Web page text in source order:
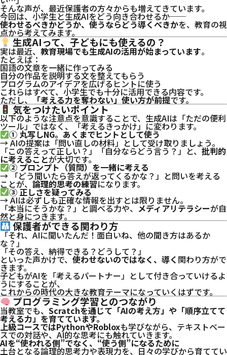
そんな声が、最近保護者の方々からも増えてきています。
今回は、小学生と生成AIをどう向き合わせるか──
使わせるべきかどうか、使うならどう導くべきかを、教育の視
点から考えてみます。
生成AIって、子どもにも使えるの？
実は最近、 教育現場でも生成AIの活用が始まっています。
たとえば：
国語の文章を一緒に作ってみる
自分の作品を説明する文を整えてもらう
プログラムのアイデアを広げるヒントに使う
これらはすべて、小学生でも十分に活用できる内容です。
ただし、 「考える力を奪わない」使い方が前提です。
気をつけたいポイント
以下のような注意点を意識することで、生成AIは「ただの便利
ツール」ではなく、「考えるきっかけ」に変わります。
① 丸写しNG。あくまでヒントとして使う
→ AIの提案は「問い直しの材料」として受け取りましょう。
「この答えって正しい？」「自分ならどう言う？」と、批判的
に考えることが大切です。
② プロンプト（質問）を一緒に考える
→ 「どう聞いたら答えが返ってくるかな？」と問いを考える
ことが、論理的思考の練習になります。
③ 正しさを疑ってみる
→ AIは必ずしも正確な情報を出すとは限りません。
「本当にそうかな？」と調べる力や、メディアリテラシーが自
然と身につきます。
保護者ができる関わり方
「それ、AIに聞いたんだ！面白いね、他の聞き方はあるか
な？」
「その答え、納得できる？どうして？」
といった声かけで、使わせないのではなく、導く 関わり方がで
きます。
子どもがAIを「考えるパートナー」として付き合っていけるよ
うにすることが、
これからの時代の大きな教育テーマになっていくはずです。
プログラミング学習とのつながり
当教室でも、 Scratchを通じて「AIの考え方」や「順序立てて
考える力」を育てています。
上級コースではPythonやRobloxも学びながら、テキストベー
スでの対話や、AI的な思考にも触れていきます。
AIを“使われる側”でなく、“使う側”になるために
土台となる論理的思考力や表現力を、日々の学びから育ててい